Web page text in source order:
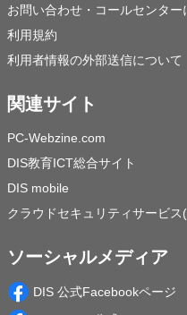
お問い合わせ・コールセンター
利用規約
利用者情報の外部送信について
関連サイト
PC-Webzine.com
DIS教育ICT総合サイト
DIS mobile
クラウドセキュリティサービ
ソーシャルメディア
DIS 公式Facebookページ